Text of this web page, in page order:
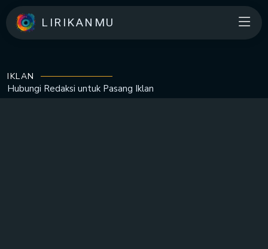
LIRIKANMU
IKLAN
Hubungi Redaksi untuk Pasang Iklan